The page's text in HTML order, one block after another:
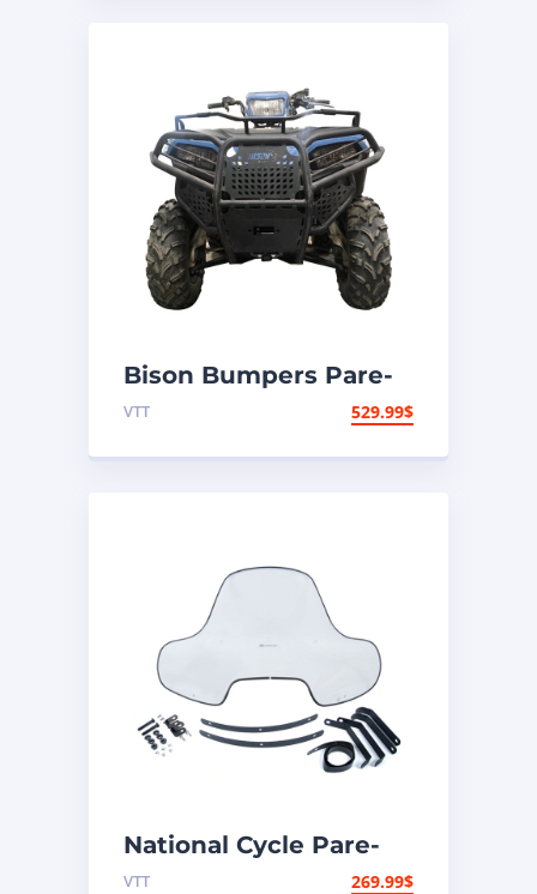
Bison Bumpers Pare-
chocs Hunter Avant –
VTT 529.99$
National Cycle Pare-
brise VTT Universel
VTT 269.99$